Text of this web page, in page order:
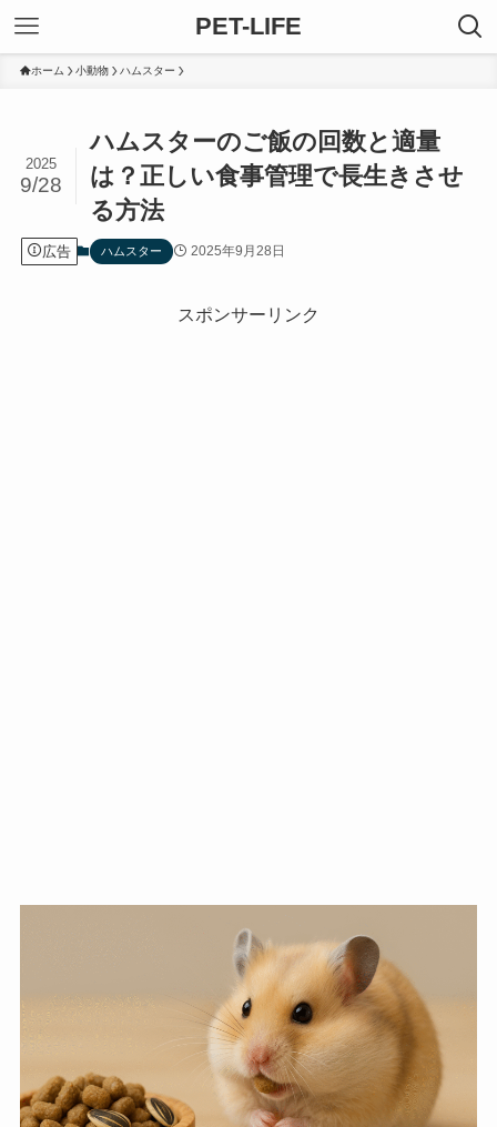
PET-LIFE
ホーム 小動物 ハムスター
ハムスターのご飯の回数と適量
は？正しい食事管理で長生きさせ
る方法
2025
9/28
広告 ハムスター 2025年9月28日
スポンサーリンク